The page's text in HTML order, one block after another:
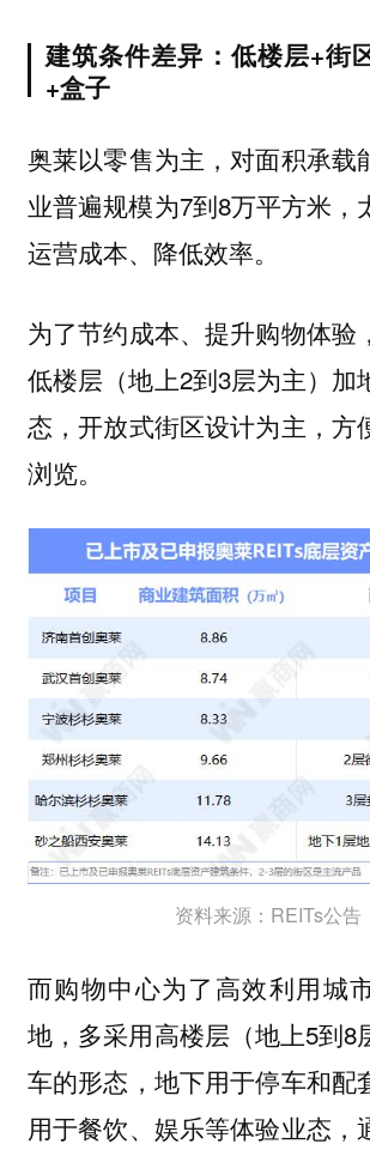
建筑条件差异：低楼层+街
+盒子
奥莱以零售为主，对面积承载
业普遍规模为7到8万平方米，
运营成本、降低效率。
为了节约成本、提升购物体验
低楼层（地上2到3层为主）加
态，开放式街区设计为主，方
浏览。
资料来源：REITs公告
而购物中心为了高效利用城
地，多采用高楼层（地上5到8
车的形态，地下用于停车和配
用于餐饮、娱乐等体验业态，